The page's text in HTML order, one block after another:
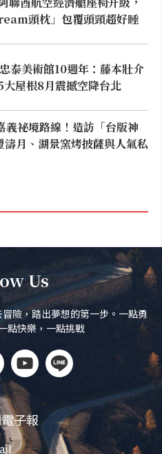
頭枕」包覆頭頸超好睡
泰美術館10週年：藤本壯介
屋根8月震撼空降台北
義祕境路線！造訪「台版神
濤月、湖景窯烤披薩與人氣私
Us
險，踏出夢想的第一步。一點勇
點快樂，一點挑戰
子報